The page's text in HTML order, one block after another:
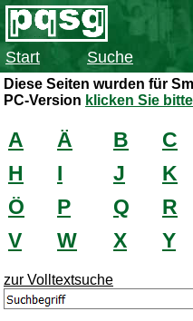
Start
Suche
Diese Seiten wurden für
PC-Version klicken Sie
A Ä B C
H
I J K
Ö
P Q R
V
W X Y
zur Volltextsuche